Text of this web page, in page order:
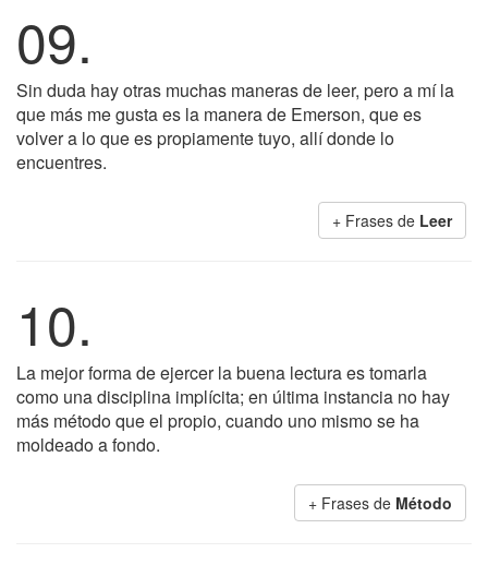
09.
Sin duda hay otras muchas maneras de leer, pero a mí la
que más me gusta es la manera de Emerson, que es
volver a lo que es propiamente tuyo, allí donde lo
encuentres.
+ Frases de Leer
10.
La mejor forma de ejercer la buena lectura es tomarla
como una disciplina implícita; en última instancia no hay
más método que el propio, cuando uno mismo se ha
moldeado a fondo.
+ Frases de Método